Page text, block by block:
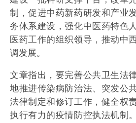
制，促进中药新药研发和产业
务体系建设，强化中医药特色
医药工作的组织领导，推动中
调发展。
文章指出，要完善公共卫生法
地推进传染病防治法、突发公
法律制定和修订工作，健全权
执行有力的疫情防控执法机制